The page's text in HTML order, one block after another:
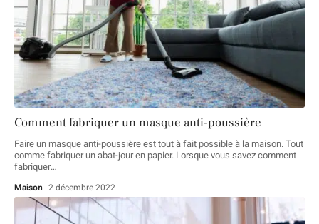
Comment fabriquer un masque anti-poussière
Faire un masque anti-poussière est tout à fait possible à la maison. Tout
comme fabriquer un abat-jour en papier. Lorsque vous savez comment
fabriquer…
Maison 2 décembre 2022